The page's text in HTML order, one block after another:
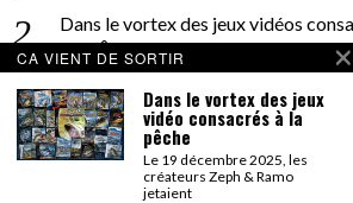
Dans le vortex des jeux vidéos
PACÔME THIELLEMENT
La séance d’Hip Gnose
La Patrie
dans
On a parlé Dolce Vita et lutte des
Bernardino Femminielli
CA VIENT DE SORTIR
Dans le vortex des jeux
vidéo consacrés à la
pêche
Le 19 décembre 2025, les
créateurs Zeph & Ramo
jetaient